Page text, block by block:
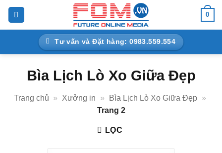
Bỏ
nội
0
Tư vấn và Đặt hàng: 0983.559.554
Bìa Lịch Lò Xo Giữa Đẹp
Trang chủ » Xưởng in » Bìa Lịch Lò Xo Giữa Đẹp
»
Trang 2
LỌC